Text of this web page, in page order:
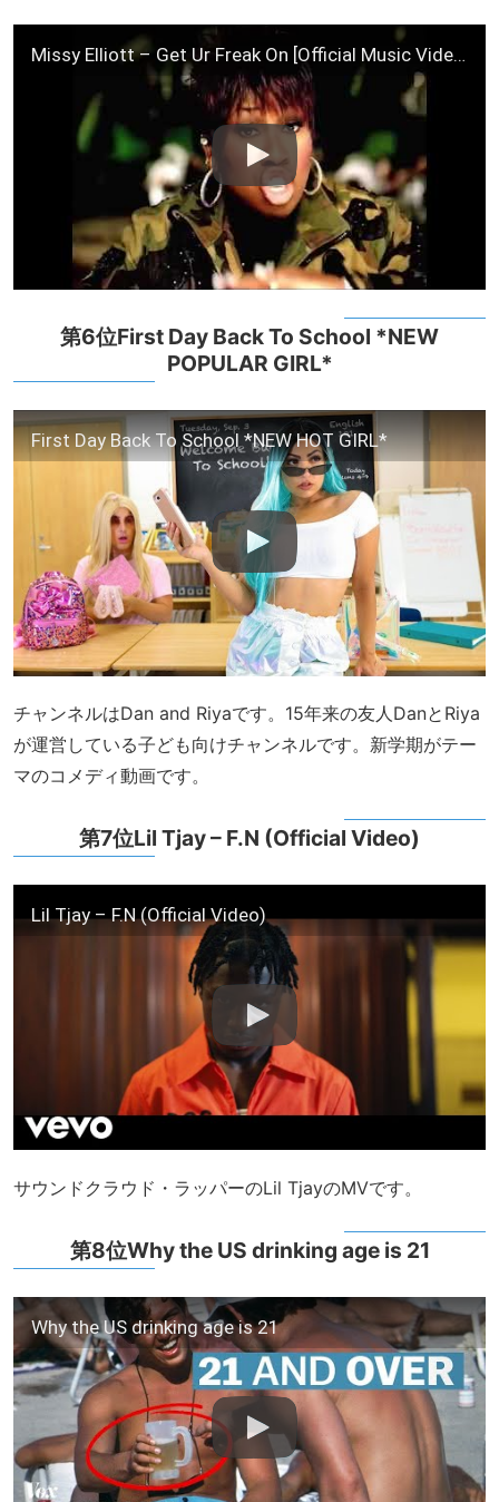
Missy Elliott – Get Ur Freak On [Official Music Video]
第6位First Day Back To School *NEW
POPULAR GIRL*
First Day Back To School *NEW HOT GIRL*
チャンネルはDan and Riyaです。15年来の友人DanとRiya
が運営している子ども向けチャンネルです。新学期がテー
マのコメディ動画です。
第7位Lil Tjay – F.N (Official Video)
Lil Tjay – F.N (Official Video)
サウンドクラウド・ラッパーのLil TjayのMVです。
第8位Why the US drinking age is 21
Why the US drinking age is 21